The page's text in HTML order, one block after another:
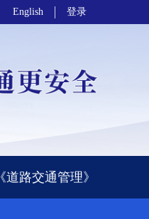
English 登录
《道路交通管理》